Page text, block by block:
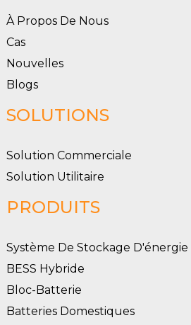
À Propos De Nous
Cas
Nouvelles
Blogs
SOLUTIONS
Solution Commerciale
Solution Utilitaire
PRODUITS
Système De Stockage D'énergie
BESS Hybride
Bloc-Batterie
Batteries Domestiques